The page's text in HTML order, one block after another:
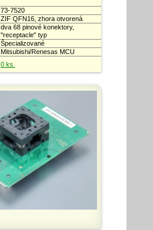
73-7520
ZIF QFN16, zhora otvorená
dva 68 pinové konektory,
"receptacle" typ
Špecializované
Mitsubishi/Renesas MCU
0 ks.